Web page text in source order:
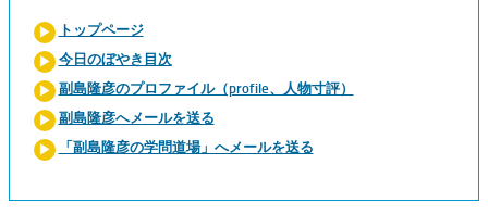
トップページ
今日のぼやき目次
副島隆彦のプロファイル（profile、人物寸評）
副島隆彦へメールを送る
「副島隆彦の学問道場」へメールを送る